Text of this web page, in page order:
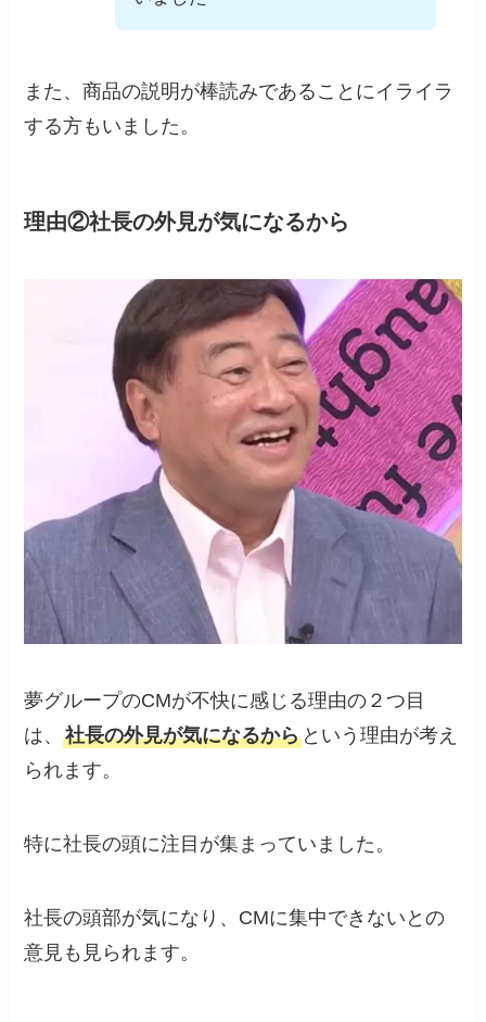
また、商品の説明が棒読みであることにイライラ
する方もいました。
理由②社長の外見が気になるから
夢グループのCMが不快に感じる理由の２つ目
は、社長の外見が気になるから という理由が考え
られます。
特に社長の頭に注目が集まっていました。
社長の頭部が気になり、CMに集中できないとの
意見も見られます。